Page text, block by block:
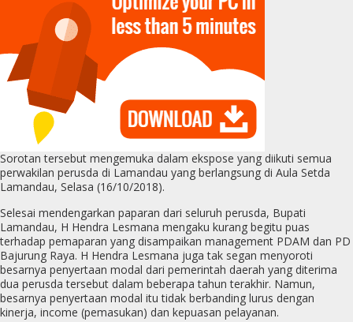
Sorotan tersebut mengemuka dalam ekspose yang diikuti semua
perwakilan perusda di Lamandau yang berlangsung di Aula Setda
Lamandau, Selasa (16/10/2018).
Selesai mendengarkan paparan dari seluruh perusda, Bupati
Lamandau, H Hendra Lesmana mengaku kurang begitu puas
terhadap pemaparan yang disampaikan management PDAM dan PD
Bajurung Raya. H Hendra Lesmana juga tak segan menyoroti
besarnya penyertaan modal dari pemerintah daerah yang diterima
dua perusda tersebut dalam beberapa tahun terakhir. Namun,
besarnya penyertaan modal itu tidak berbanding lurus dengan
kinerja, income (pemasukan) dan kepuasan pelayanan.